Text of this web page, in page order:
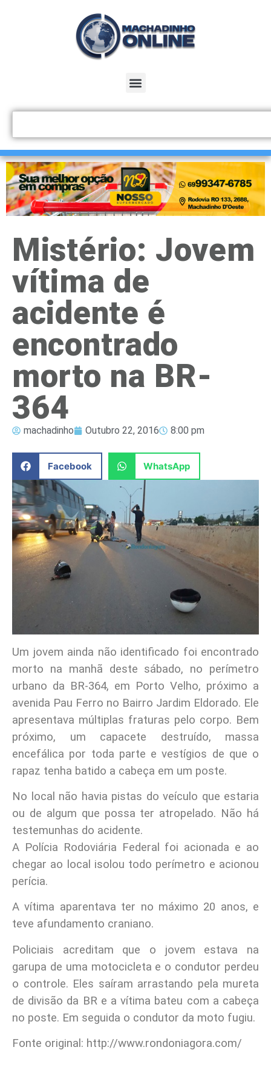
Mistério: Jovem
vítima de
acidente é
encontrado
morto na BR-
364
machadinho Outubro 22, 2016 8:00 pm
Facebook WhatsApp
Um jovem ainda não identificado foi encontrado
morto na manhã deste sábado, no perímetro
urbano da BR-364, em Porto Velho, próximo a
avenida Pau Ferro no Bairro Jardim Eldorado. Ele
apresentava múltiplas fraturas pelo corpo. Bem
próximo, um capacete destruído, massa
encefálica por toda parte e vestígios de que o
rapaz tenha batido a cabeça em um poste.
No local não havia pistas do veículo que estaria
ou de algum que possa ter atropelado. Não há
testemunhas do acidente.
A Polícia Rodoviária Federal foi acionada e ao
chegar ao local isolou todo perímetro e acionou
perícia.
A vítima aparentava ter no máximo 20 anos, e
teve afundamento craniano.
Policiais acreditam que o jovem estava na
garupa de uma motocicleta e o condutor perdeu
o controle. Eles saíram arrastando pela mureta
de divisão da BR e a vítima bateu com a cabeça
no poste. Em seguida o condutor da moto fugiu.
Fonte original: http://www.rondoniagora.com/